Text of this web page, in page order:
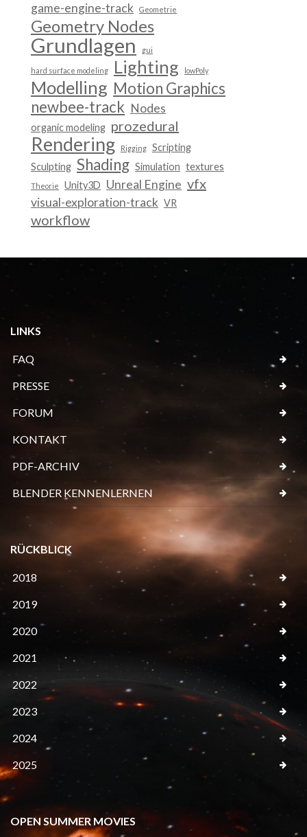
game-engine-track Geometrie
Geometry Nodes
Grundlagen gui
hard surface modeling Lighting lowPoly
Modelling Motion Graphics
newbee-track Nodes
organic modeling prozedural
Rendering Rigging
Scripting
Sculpting Shading Simulation textures
Theorie Unity3D Unreal Engine vfx
visual-exploration-track VR
workflow
LINKS
FAQ
PRESSE
FORUM
KONTAKT
PDF-ARCHIV
BLENDER KENNENLERNEN
RÜCKBLICK
2018
2019
2020
2021
2022
2023
2024
2025
OPEN SUMMER MOVIES